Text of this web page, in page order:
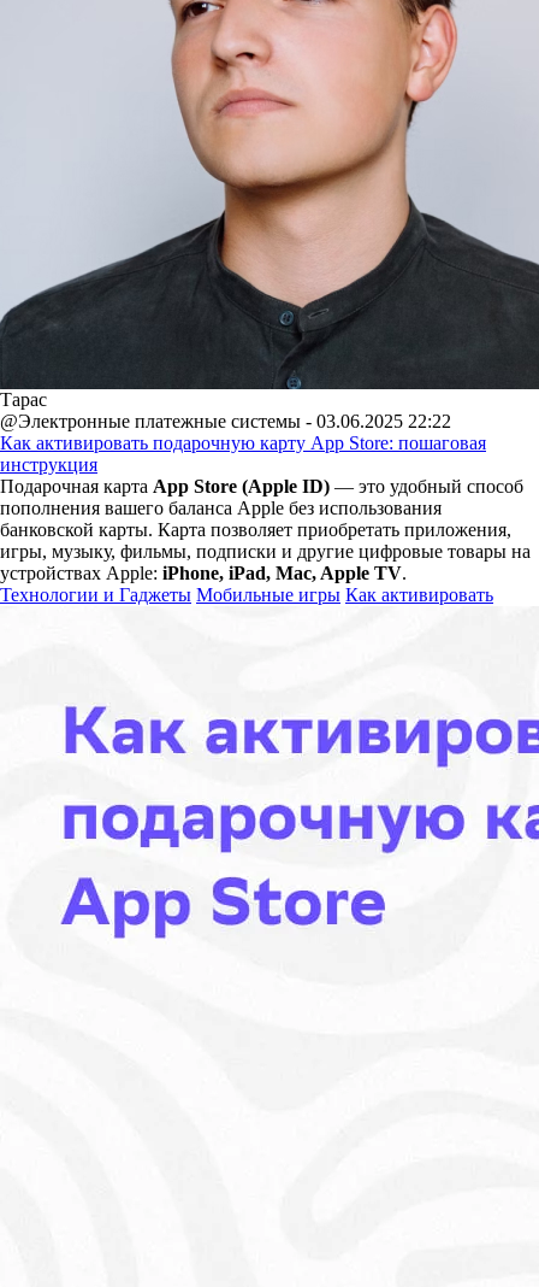
Тарас
@Электронные платежные системы - 03.06.2025 22:22
Как активировать подарочную карту App Store: пошаговая
инструкция
Подарочная карта App Store (Apple ID) — это удобный способ
пополнения вашего баланса Apple без использования
банковской карты. Карта позволяет приобретать приложения,
игры, музыку, фильмы, подписки и другие цифровые товары на
устройствах Apple: iPhone, iPad, Mac, Apple TV.
Технологии и Гаджеты Мобильные игры Как активировать